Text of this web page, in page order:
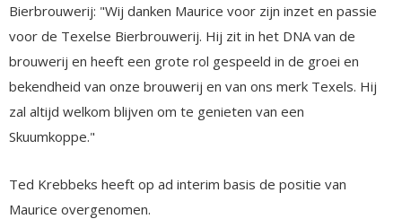
Bierbrouwerij: "Wij danken Maurice voor zijn inzet en passie
voor de Texelse Bierbrouwerij. Hij zit in het DNA van de
brouwerij en heeft een grote rol gespeeld in de groei en
bekendheid van onze brouwerij en van ons merk Texels. Hij
zal altijd welkom blijven om te genieten van een
Skuumkoppe."
Ted Krebbeks heeft op ad interim basis de positie van
Maurice overgenomen.